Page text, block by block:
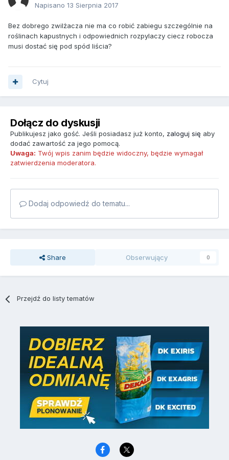
Napisano 13 Sierpnia 2017
Bez dobrego zwilżacza nie ma co robić zabiegu szczególnie na
roślinach kapustnych i odpowiednich rozpylaczy ciecz robocza
musi dostać się pod spód liścia?
Cytuj
Dołącz do dyskusji
Publikujesz jako gość. Jeśli posiadasz już konto, zaloguj się aby
dodać zawartość za jego pomocą.
Uwaga: Twój wpis zanim będzie widoczny, będzie wymagał
zatwierdzenia moderatora.
Dodaj odpowiedź do tematu...
Share Obserwujący 0
Przejdź do listy tematów